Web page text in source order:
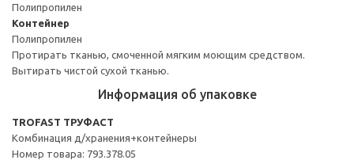
Полипропилен
Контейнер
Полипропилен
Протирать тканью, смоченной мягким моющим средством.
Вытирать чистой сухой тканью.
Информация об упаковке
TROFAST ТРУФАСТ
Комбинация д/хранения+контейнеры
Номер товара: 793.378.05